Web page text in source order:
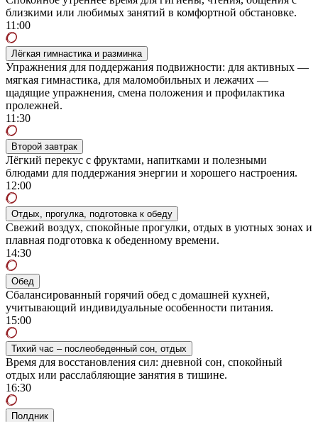
близкими или любимых занятий в комфортной обстановке.
11:00
Лёгкая гимнастика и разминка
Упражнения для поддержания подвижности: для активных —
мягкая гимнастика, для маломобильных и лежачих —
щадящие упражнения, смена положения и профилактика
пролежней.
11:30
Второй завтрак
Лёгкий перекус с фруктами, напитками и полезными
блюдами для поддержания энергии и хорошего настроения.
12:00
Отдых, прогулка, подготовка к обеду
Свежий воздух, спокойные прогулки, отдых в уютных зонах и
плавная подготовка к обеденному времени.
14:30
Обед
Сбалансированный горячий обед с домашней кухней,
учитывающий индивидуальные особенности питания.
15:00
Тихий час – послеобеденный сон, отдых
Время для восстановления сил: дневной сон, спокойный
отдых или расслабляющие занятия в тишине.
16:30
Полдник